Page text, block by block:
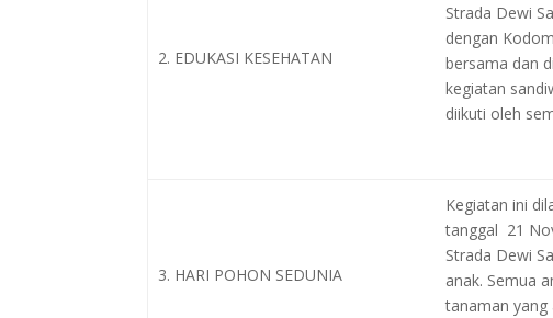
2. EDUKASI KESEHATAN
Strada Dewi
dengan
bersama dan
kegiatan
diikuti oleh
3. HARI POHON SEDUNIA
Kegiatan ini
tanggal 21
Strada Dewi
anak. Semua
tanaman yang